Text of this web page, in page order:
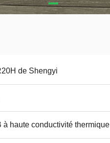
de Shengyi
à haute conductivité thermique